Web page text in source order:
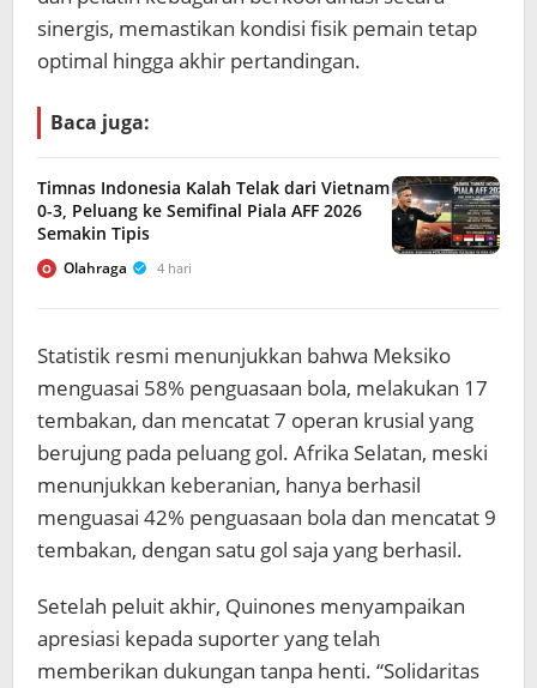
sinergis, memastikan kondisi fisik pemain tetap
optimal hingga akhir pertandingan.
Baca juga:
Timnas Indonesia Kalah Telak dari Vietnam
0-3, Peluang ke Semifinal Piala AFF 2026
Semakin Tipis
O Olahraga 4 hari
Statistik resmi menunjukkan bahwa Meksiko
menguasai 58% penguasaan bola, melakukan 17
tembakan, dan mencatat 7 operan krusial yang
berujung pada peluang gol. Afrika Selatan, meski
menunjukkan keberanian, hanya berhasil
menguasai 42% penguasaan bola dan mencatat 9
tembakan, dengan satu gol saja yang berhasil.
Setelah peluit akhir, Quinones menyampaikan
apresiasi kepada suporter yang telah
memberikan dukungan tanpa henti. “Solidaritas